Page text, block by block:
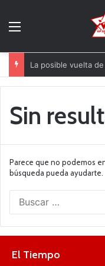
La posible vuelta
Sin
Parece que no podemos
búsqueda pueda ayudarte.
El Tiempo